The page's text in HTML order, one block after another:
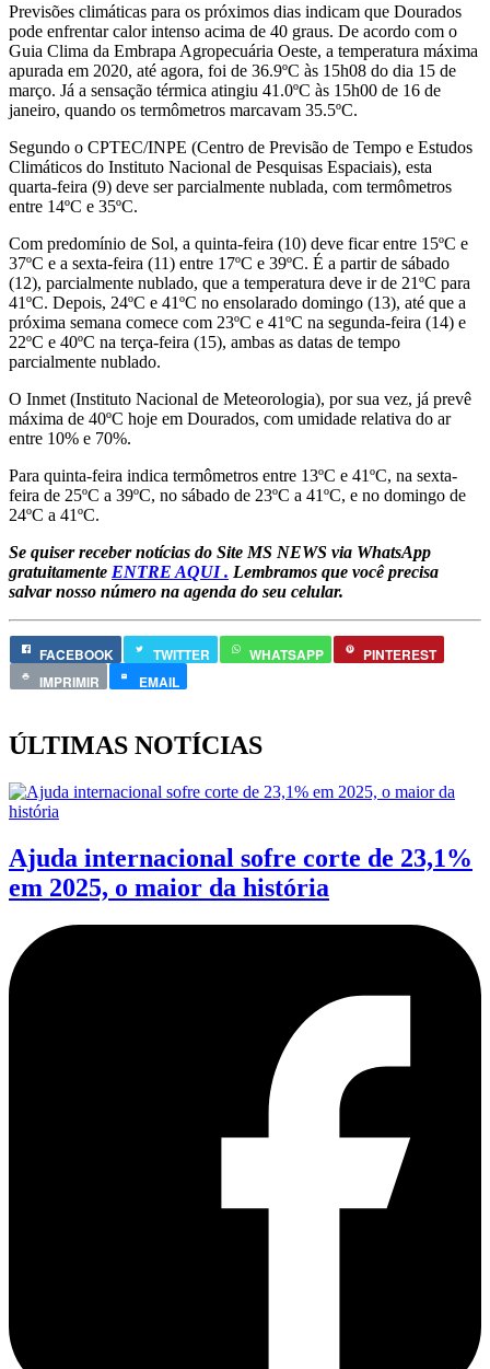
Previsões climáticas para os próximos dias indicam que Dourados
pode enfrentar calor intenso acima de 40 graus. De acordo com o
Guia Clima da Embrapa Agropecuária Oeste, a temperatura máxima
apurada em 2020, até agora, foi de 36.9ºC às 15h08 do dia 15 de
março. Já a sensação térmica atingiu 41.0ºC às 15h00 de 16 de
janeiro, quando os termômetros marcavam 35.5ºC.
Segundo o CPTEC/INPE (Centro de Previsão de Tempo e Estudos
Climáticos do Instituto Nacional de Pesquisas Espaciais), esta
quarta-feira (9) deve ser parcialmente nublada, com termômetros
entre 14ºC e 35ºC.
Com predomínio de Sol, a quinta-feira (10) deve ficar entre 15ºC e
37ºC e a sexta-feira (11) entre 17ºC e 39ºC. É a partir de sábado
(12), parcialmente nublado, que a temperatura deve ir de 21ºC para
41ºC. Depois, 24ºC e 41ºC no ensolarado domingo (13), até que a
próxima semana comece com 23ºC e 41ºC na segunda-feira (14) e
22ºC e 40ºC na terça-feira (15), ambas as datas de tempo
parcialmente nublado.
O Inmet (Instituto Nacional de Meteorologia), por sua vez, já prevê
máxima de 40ºC hoje em Dourados, com umidade relativa do ar
entre 10% e 70%.
Para quinta-feira indica termômetros entre 13ºC e 41ºC, na sexta-
feira de 25ºC a 39ºC, no sábado de 23ºC a 41ºC, e no domingo de
24ºC a 41ºC.
Se quiser receber notícias do Site MS NEWS via WhatsApp
gratuitamente ENTRE AQUI . Lembramos que você precisa
salvar nosso número na agenda do seu celular.
FACEBOOK TWITTER WHATSAPP
PINTEREST
IMPRIMIR
EMAIL
ÚLTIMAS NOTÍCIAS
Ajuda internacional sofre corte de 23,1%
em 2025, o maior da história